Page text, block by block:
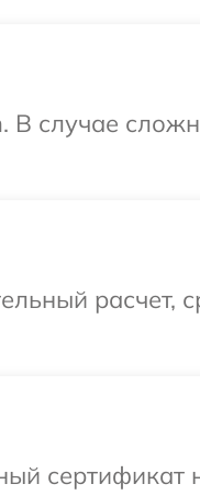
В случае
расчет,
сертификат